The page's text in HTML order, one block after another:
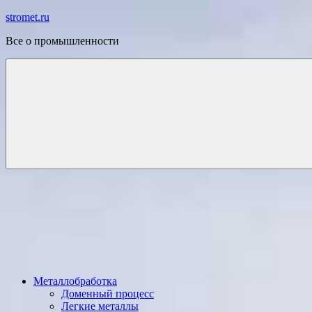
Перейти
содержимому
stromet.ru
Все о промышленности
Металлобработка
Доменный процесс
Легкие металлы